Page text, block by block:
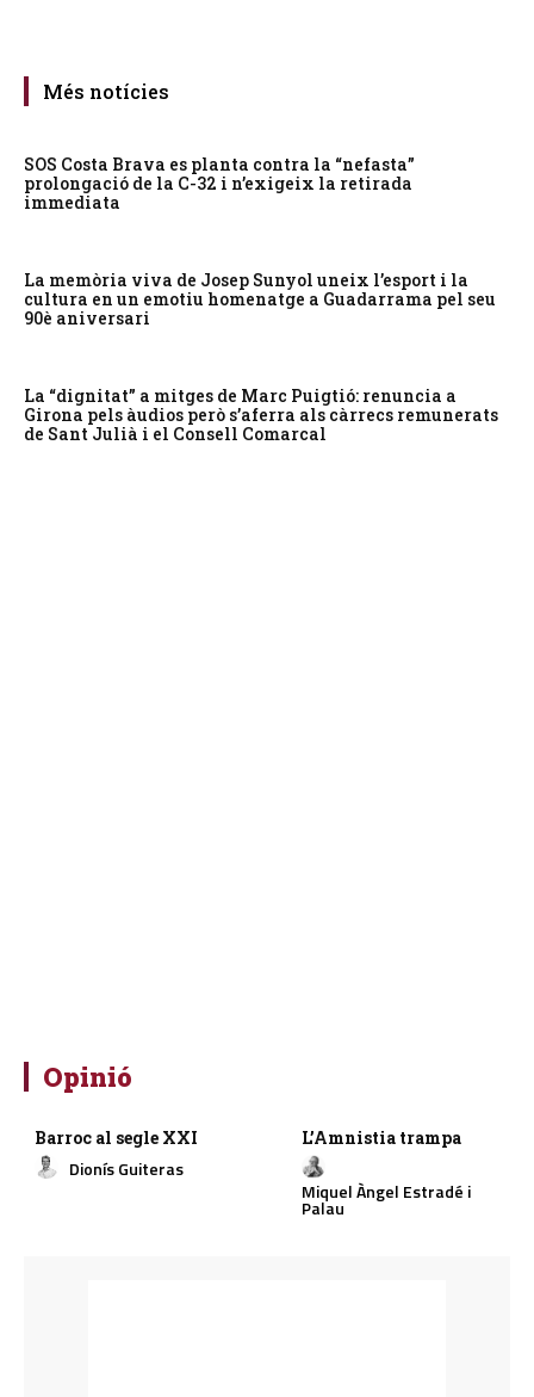
Més notícies
SOS Costa Brava es planta contra la “nefasta”
prolongació de la C-32 i n’exigeix la retirada
immediata
La memòria viva de Josep Sunyol uneix l’esport i la
cultura en un emotiu homenatge a Guadarrama pel seu
90è aniversari
La “dignitat” a mitges de Marc Puigtió: renuncia a
Girona pels àudios però s’aferra als càrrecs remunerats
de Sant Julià i el Consell Comarcal
Opinió
Barroc al segle XXI
Dionís Guiteras
L’Amnistia trampa
Miquel Àngel Estradé i
Palau